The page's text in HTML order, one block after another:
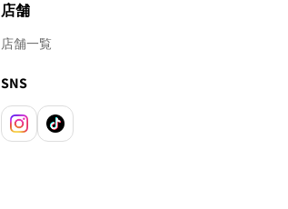
店舗
店舗一覧
SNS
Instagram
TikTok